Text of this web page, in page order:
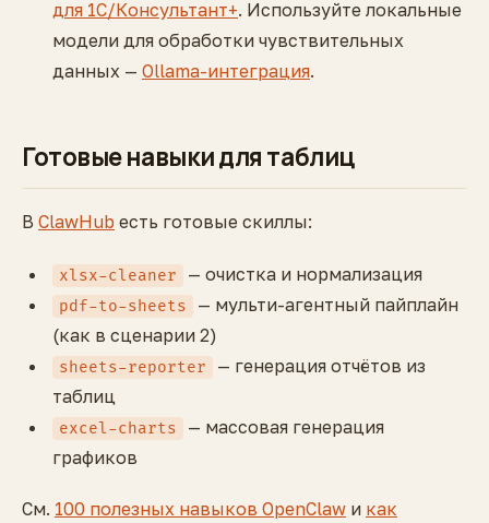
для 1С/Консультант+. Используйте локальные
модели для обработки чувствительных
данных — Ollama-интеграция.
Готовые навыки для таблиц
В ClawHub есть готовые скиллы:
xlsx-cleaner — очистка и нормализация
pdf-to-sheets
— мульти-агентный пайплайн
(как в сценарии 2)
sheets-reporter
— генерация отчётов из
таблиц
excel-charts
— массовая генерация
графиков
См. 100 полезных навыков OpenClaw и как